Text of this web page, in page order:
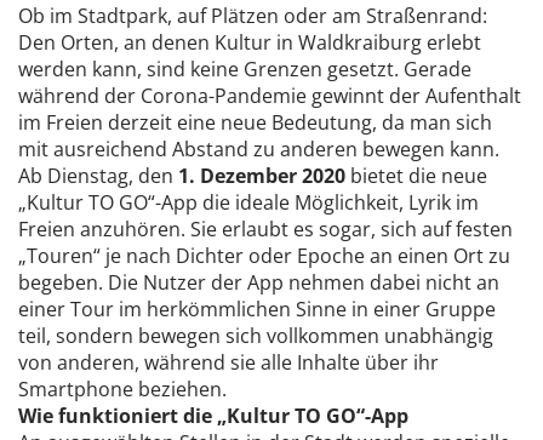
Ob im Stadtpark, auf Plätzen oder am Straßenrand:
Den Orten, an denen Kultur in Waldkraiburg erlebt
werden kann, sind keine Grenzen gesetzt. Gerade
während der Corona-Pandemie gewinnt der Aufenthalt
im Freien derzeit eine neue Bedeutung, da man sich
mit ausreichend Abstand zu anderen bewegen kann.
Ab Dienstag, den 1. Dezember2020 bietet die neue
„Kultur TO GO“-App die ideale Möglichkeit, Lyrik im
Freien anzuhören. Sie erlaubt es sogar, sich auf festen
„Touren“ je nach Dichter oder Epoche an einen Ort zu
begeben. Die Nutzer der App nehmen dabei nicht an
einer Tour im herkömmlichen Sinne in einer Gruppe
teil, sondern bewegen sich vollkommen unabhängig
von anderen, während sie alle Inhalte über ihr
Smartphone beziehen.
Wie funktioniert die „Kultur TO GO“-App